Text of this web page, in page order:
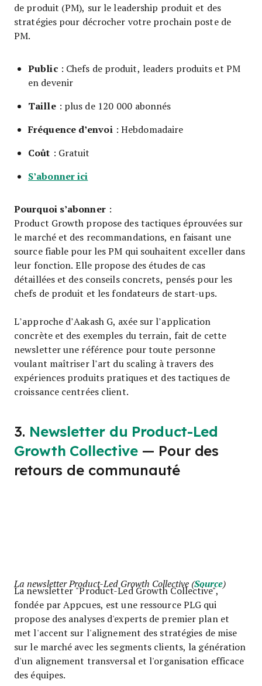
de produit (PM), sur le leadership produit et des
stratégies pour décrocher votre prochain poste de
PM.
Public: Chefs de produit, leaders produits et PM
en devenir
Taille: plus de 120 000 abonnés
Fréquence d’envoi : Hebdomadaire
Coût : Gratuit
S’abonner ici
Pourquoi s’abonner:
Product Growth propose des tactiques éprouvées sur
le marché et des recommandations, en faisant une
source fiable pour les PM qui souhaitent exceller dans
leur fonction. Elle propose des études de cas
détaillées et des conseils concrets, pensés pour les
chefs de produit et les fondateurs de start-ups.
L’approche d’Aakash G, axée sur l’application
concrète et des exemples du terrain, fait de cette
newsletter une référence pour toute personne
voulant maîtriser l’art du scaling à travers des
expériences produits pratiques et des tactiques de
croissance centrées client.
3. Newsletter du Product-Led
Growth Collective — Pour des
retours de communauté
La newsletter Product-Led Growth Collective (Source)
La newsletter "Product-Led Growth Collective",
fondée par Appcues, est une ressource PLG qui
propose des analyses d'experts de premier plan et
met l'accent sur l'alignement des stratégies de mise
sur le marché avec les segments clients, la génération
d'un alignement transversal et l'organisation efficace
des équipes.